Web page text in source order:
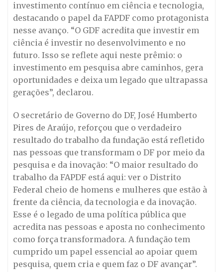
investimento contínuo em ciência e tecnologia,
destacando o papel da FAPDF como protagonista
nesse avanço. “O GDF acredita que investir em
ciência é investir no desenvolvimento e no
futuro. Isso se reflete aqui neste prêmio: o
investimento em pesquisa abre caminhos, gera
oportunidades e deixa um legado que ultrapassa
gerações”, declarou.
O secretário de Governo do DF, José Humberto
Pires de Araújo, reforçou que o verdadeiro
resultado do trabalho da fundação está refletido
nas pessoas que transformam o DF por meio da
pesquisa e da inovação: “O maior resultado do
trabalho da FAPDF está aqui: ver o Distrito
Federal cheio de homens e mulheres que estão à
frente da ciência, da tecnologia e da inovação.
Esse é o legado de uma política pública que
acredita nas pessoas e aposta no conhecimento
como força transformadora. A fundação tem
cumprido um papel essencial ao apoiar quem
pesquisa, quem cria e quem faz o DF avançar”.